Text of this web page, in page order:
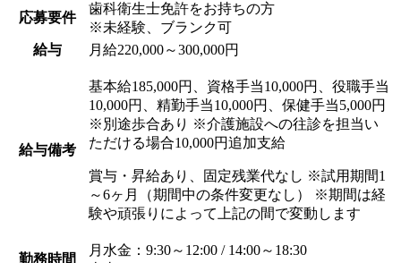
応募要件
歯科衛生士免許をお持ちの方
※未経験、ブランク可
給与
月給220,000～300,000円
給与備考
基本給185,000円、資格手当10,000円、役職手当
10,000円、精勤手当10,000円、保健手当5,000円
※別途歩合あり ※介護施設への往診を担当い
ただける場合10,000円追加支給
賞与・昇給あり、固定残業代なし ※試用期間1
～6ヶ月（期間中の条件変更なし） ※期間は経
験や頑張りによって上記の間で変動します
勤務時間
月水金：9:30～12:00 / 14:00～18:30